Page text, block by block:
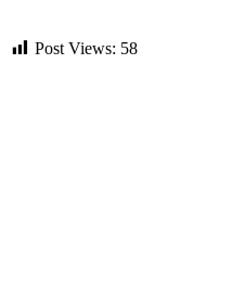
Post Views: 58